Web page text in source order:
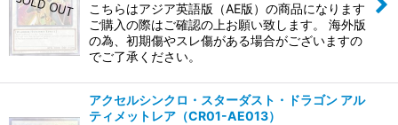
こちらはアジア英語版（AE版）の商品になります
ご購入の際はご確認の上お願い致します。 海外版
の為、初期傷やスレ傷がある場合がございますの
でご了承ください。
アクセルシンクロ・スターダスト・ドラゴン アル
ティメットレア（CR01-AE013）